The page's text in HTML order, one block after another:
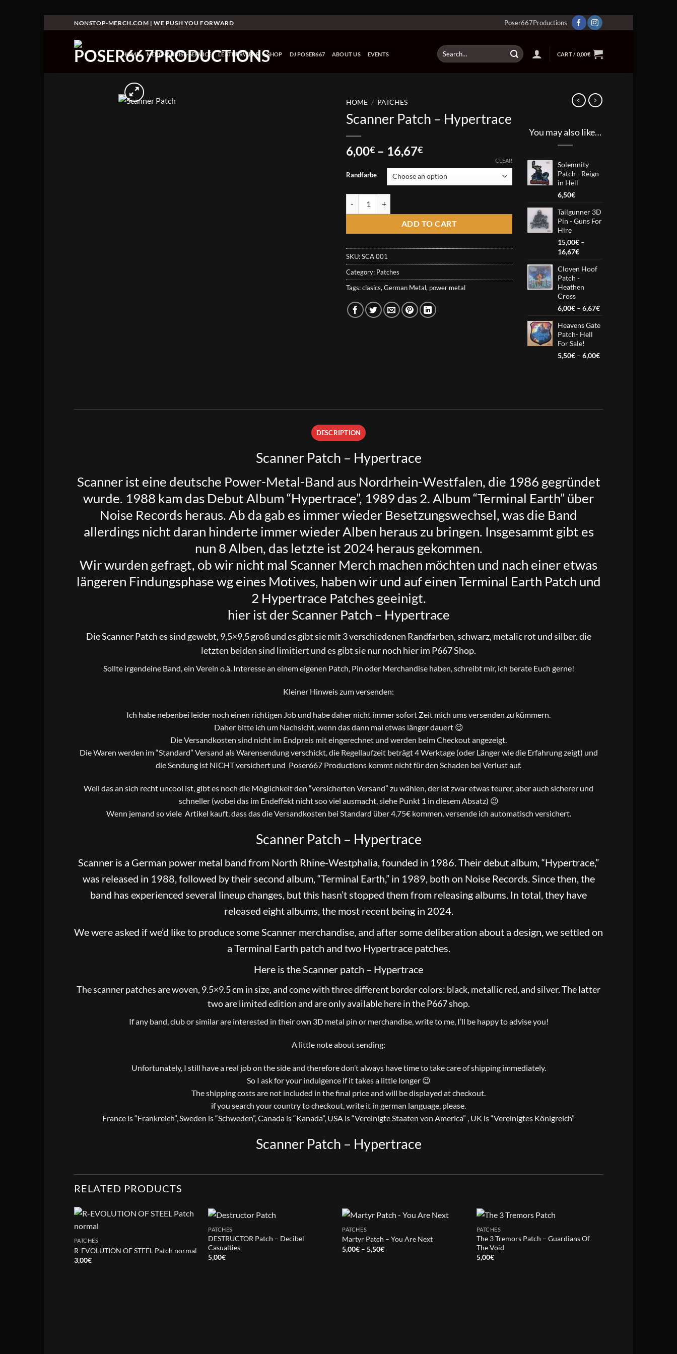
to
NONSTOP-MERCH.COM | WE PUSH YOU FORWARD Poser667Productions
HOME MERCHANDISE-SERVICE LEATHERWEAR SHOP DJ POSER667 ABOUT US EVENTS
Search
for:
CART /0,00€
HOME / PATCHES
Scanner Patch – Hypertrace
6,00€ – 16,67€Price
6,00€
through
Randfarbe
CLEAR
ADD TO CART
SKU:SCA 001
Category: Patches
Tags:clasics, German Metal, power metal
You may also like…
Solemnity
Patch - Reign
in Hell
6,50€
Tailgunner 3D
Pin - Guns For
Hire
15,00€ –
16,67€Price
15,00€
through
16,67€
Cloven Hoof
Patch -
Heathen
Cross
6,00€ – 6,67€Price
6,00€
Heavens Gate
Patch- Hell
For Sale!
5,50€ – 6,00€Price
DESCRIPTION
Scanner Patch – Hypertrace
Scannerist eine deutsche Power-Metal-Band aus Nordrhein-Westfalen, die 1986 gegründet
wurde. 1988 kam das Debut Album “Hypertrace”, 1989 das 2. Album “Terminal Earth” über
Noise Records heraus. Ab da gab es immer wieder Besetzungswechsel, was die Band
allerdings nicht daran hinderte immer wieder Alben heraus zu bringen. Insgesammt gibt es
nun 8 Alben, das letzte ist 2024 heraus gekommen.
Wir wurden gefragt, ob wir nicht mal Scanner Merch machen möchten und nach einer etwas
längeren Findungsphase wg eines Motives, haben wir und auf einen Terminal Earth Patch und
2 Hypertrace Patches geeinigt.
hier ist der Scanner Patch – Hypertrace
Die Scanner Patch es sind gewebt, 9,5×9,5 groß und es gibt sie mit 3 verschiedenen Randfarben, schwarz, metalic rot und silber. die
letzten beiden sind limitiert und es gibt sie nur noch hier im P667 Shop.
Sollte irgendeine Band, ein Verein o.ä. Interesse an einem eigenen Patch, Pin oder Merchandise haben, schreibt mir, ich berate Euch gerne!
Kleiner Hinweis zum versenden:
Ich habe nebenbei leider noch einen richtigen Job und habe daher nicht immer sofort Zeit mich ums versenden zu kümmern.
Daher bitte ich um Nachsicht, wenn das dann mal etwas länger dauert 😉
Die Versandkosten sind nicht im Endpreis mit eingerechnet und werden beim Checkout angezeigt.
Die Waren werden im “Standard” Versand als Warensendung verschickt, die Regellaufzeit beträgt 4 Werktage (oder Länger wie die Erfahrung zeigt) und
die Sendung ist NICHT versichert und Poser667 Productions kommt nicht für den Schaden bei Verlust auf.
Weil das an sich recht uncool ist, gibt es noch die Möglichkeit den “versicherten Versand” zu wählen, der ist zwar etwas teurer, aber auch sicherer und
schneller (wobei das im Endeffekt nicht soo viel ausmacht, siehe Punkt 1 in diesem Absatz) 😉
Wenn jemand so viele Artikel kauft, dass das die Versandkosten bei Standard über 4,75€ kommen, versende ich automatisch versichert.
Scanner Patch – Hypertrace
Scanner is a German power metal band from North Rhine-Westphalia, founded in 1986. Their debut album, “Hypertrace,”
was released in 1988, followed by their second album, “Terminal Earth,” in 1989, both on Noise Records. Since then, the
band has experienced several lineup changes, but this hasn’t stopped them from releasing albums. In total, they have
released eight albums, the most recent being in 2024.
We were asked if we’d like to produce some Scanner merchandise, and after some deliberation about a design, we settled on
a Terminal Earth patch and two Hypertrace patches.
Here is the Scanner patch – Hypertrace
The scanner patches are woven, 9.5×9.5 cm in size, and come with three different border colors: black, metallic red, and silver. The latter
two are limited edition and are only available here in the P667 shop.
If any band, club or similar are interested in their own 3D metal pin or merchandise, write to me, I’ll be happy to advise you!
A little note about sending:
Unfortunately, I still have a real job on the side and therefore don’t always have time to take care of shipping immediately.
So I ask for your indulgence if it takes a little longer 😉
The shipping costs are not included in the final price and will be displayed at checkout.
if you search your country to checkout, write it in german language, please.
France is “Frankreich”, Sweden is “Schweden”, Canada is “Kanada”, USA is “Vereinigte Staaten von America” , UK is “Vereinigtes Königreich”
Scanner Patch – Hypertrace
RELATED PRODUCTS
PATCHES
R-EVOLUTION OF STEEL Patch normal
3,00€
PATCHES
DESTRUCTOR Patch – Decibel
Casualties
5,00€
PATCHES
Martyr Patch – You Are Next
5,00€ – 5,50€Price
PATCHES
The 3 Tremors Patch – Guardians Of
The Void
5,00€